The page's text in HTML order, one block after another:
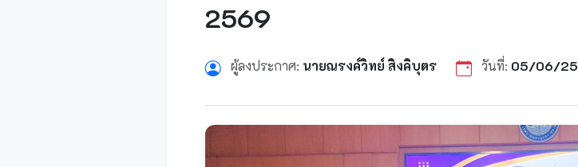
2569
ผู้ลงประกาศ: นายณรงค์วิทย์ สิงคิบุตร วันที่: 05/06/